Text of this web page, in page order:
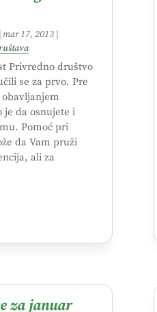
mar 17, 2013
Privredno društvo
se za prvo. Pre
obavljanjem
je da osnujete i
Pomoć pri
da Vam pruži
ali za
za januar